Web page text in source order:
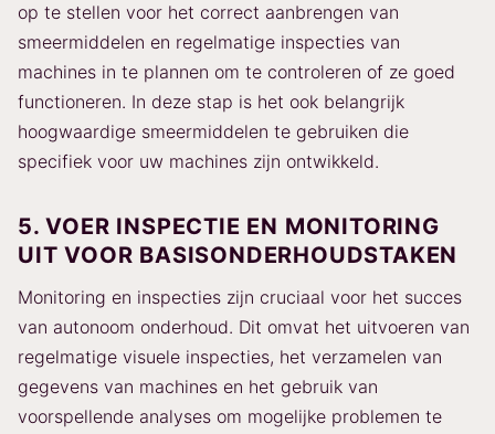
op te stellen voor het correct aanbrengen van
smeermiddelen en regelmatige inspecties van
machines in te plannen om te controleren of ze goed
functioneren. In deze stap is het ook belangrijk
hoogwaardige smeermiddelen te gebruiken die
specifiek voor uw machines zijn ontwikkeld.
5. VOER INSPECTIE EN MONITORING
UIT VOOR BASISONDERHOUDSTAKEN
Monitoring en inspecties zijn cruciaal voor het succes
van autonoom onderhoud. Dit omvat het uitvoeren van
regelmatige visuele inspecties, het verzamelen van
gegevens van machines en het gebruik van
voorspellende analyses om mogelijke problemen te